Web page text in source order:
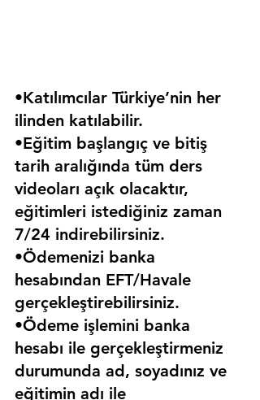
•Katılımcılar Türkiye’nin her
ilinden katılabilir.
•Eğitim başlangıç ve bitiş
tarih aralığında tüm ders
videoları açık olacaktır,
eğitimleri istediğiniz zaman
7/24 indirebilirsiniz.
•Ödemenizi banka
hesabından EFT/Havale
gerçekleştirebilirsiniz.
•Ödeme işlemini banka
hesabı ile gerçekleştirmeniz
durumunda ad, soyadınız ve
eğitimin adı ile